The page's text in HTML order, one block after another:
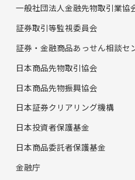
一般社団法人金融先物取引業協
証券取引等監視委員会
証券・金融商品あっせん相談セ
日本商品先物取引協会
日本商品先物振興協会
日本証券クリアリング機構
日本投資者保護基金
日本商品委託者保護基金
金融庁